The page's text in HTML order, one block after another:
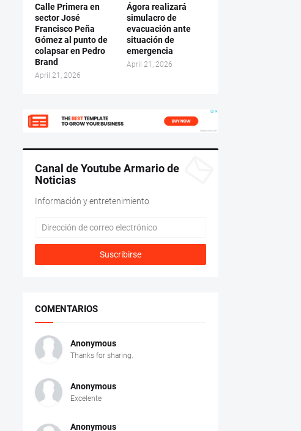
Calle Primera en
sector José
Francisco Peña
Gómez al punto de
colapsar en Pedro
Brand
April 21, 2026
Ágora realizará
simulacro de
evacuación ante
situación de
emergencia
April 21, 2026
Canal de Youtube Armario de
Noticias
Información y entretenimiento
COMENTARIOS
Anonymous
Thanks for sharing.
Anonymous
Excelente
Anonymous